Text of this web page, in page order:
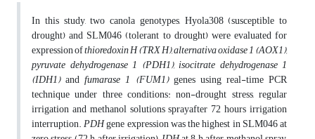
In this study, two canola genotypes, Hyola308 (susceptible to
drought) and SLM046 (tolerant to drought) were evaluated for
expression ofthioredoxin H (TRX H), alternativa oxidase 1 (AOX1),
pyruvate dehydrogenase 1 (PDH1), isocitrate dehydrogenase 1
(IDH1)and fumarase 1 (FUM1)genes using real-time PCR
technique under three conditions: non-drought stress, regular
irrigation and methanol solutions sprayafter 72 hours irrigation
interruption.PDHgene expression was the highest in SLM046 at